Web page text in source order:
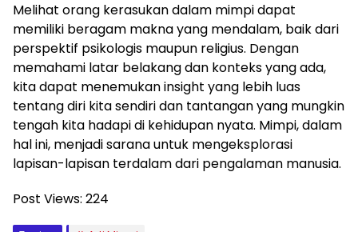
Melihat orang kerasukan dalam mimpi dapat
memiliki beragam makna yang mendalam, baik dari
perspektif psikologis maupun religius. Dengan
memahami latar belakang dan konteks yang ada,
kita dapat menemukan insight yang lebih luas
tentang diri kita sendiri dan tantangan yang mungkin
tengah kita hadapi di kehidupan nyata. Mimpi, dalam
hal ini, menjadi sarana untuk mengeksplorasi
lapisan-lapisan terdalam dari pengalaman manusia.
Post Views: 224